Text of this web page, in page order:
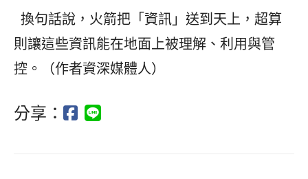
換句話說，火箭把「資訊」送到天上，超算
則讓這些資訊能在地面上被理解、利用與管
控。（作者資深媒體人）
分享：